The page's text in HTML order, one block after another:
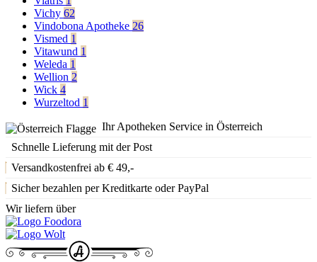
Vichy 62
Vindobona Apotheke 26
Vismed 1
Vitawund 1
Weleda 1
Wellion 2
Wick 4
Wurzeltod 1
Ihr Apotheken Service in Österreich
Schnelle Lieferung mit der Post
Versandkostenfrei ab € 49,-
Sicher bezahlen per Kreditkarte oder PayPal
Wir liefern über